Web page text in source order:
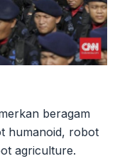
beragam
humanoid, robot
agriculture.